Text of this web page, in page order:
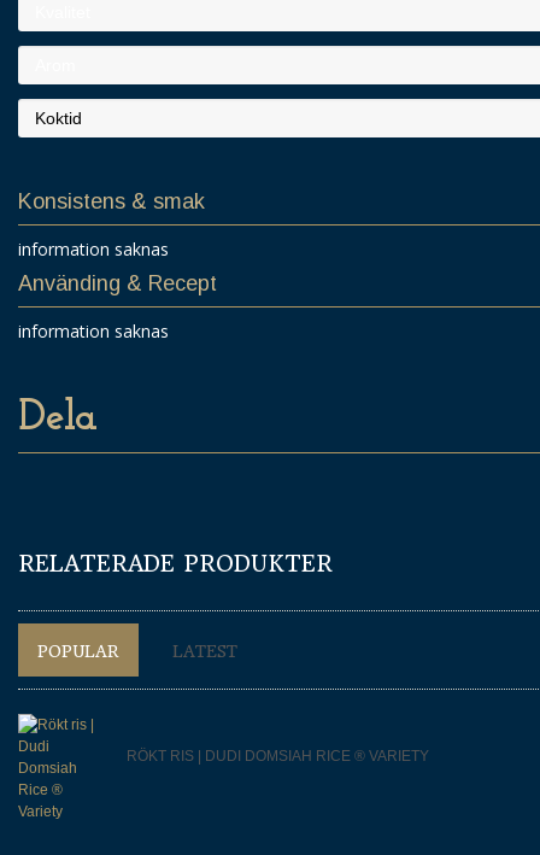
Koktid
Konsistens & smak
information saknas
Använding & Recept
information saknas
Dela
RELATERADE PRODUKTER
POPULAR LATEST
RÖKT RIS | DUDI DOMSIAH RICE ® VARIETY